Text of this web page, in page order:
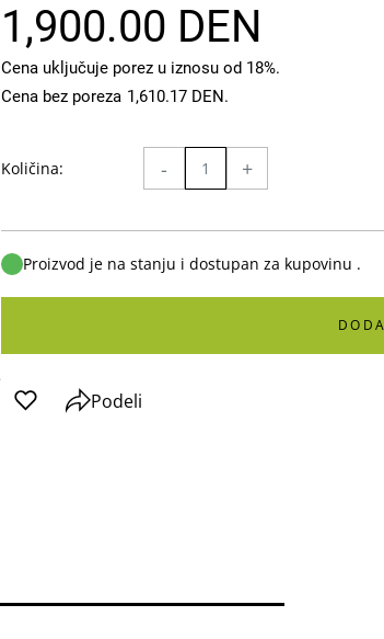
1,900.00 DEN
Cena uključuje porez u iznosu od 18%.
Cena bez poreza 1,610.17 DEN.
Količina: - +
Proizvod je na stanju i dostupan za kupovinu .
Podeli